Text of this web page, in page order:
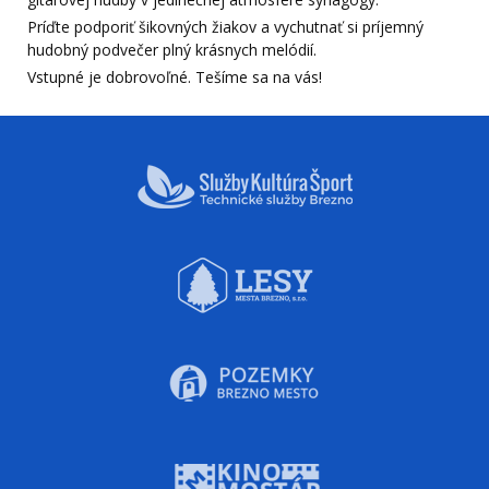
Príďte podporiť šikovných žiakov a vychutnať si príjemný
hudobný podvečer plný krásnych melódií.
Vstupné je dobrovoľné. Tešíme sa na vás!